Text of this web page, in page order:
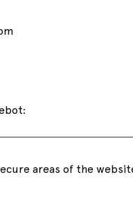
industrias
:
areas of the